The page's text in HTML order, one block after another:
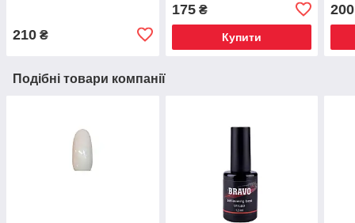
210 ₴
175₴
Купити
200
Подібні товари компанії